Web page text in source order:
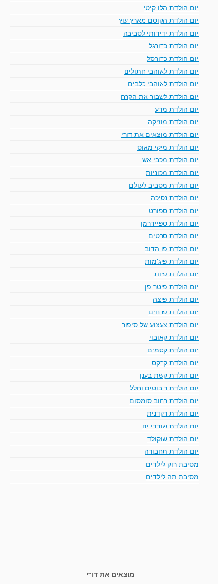
יום הולדת הלו קיטי
יום הולדת הקוסם מארץ עוץ
יום הולדת ידידותי לסביבה
יום הולדת כדורגל
יום הולדת כדורסל
יום הולדת לאוהבי חתולים
יום הולדת לאוהבי כלבים
יום הולדת לשבור את הקרח
יום הולדת מדע
יום הולדת מוזיקה
יום הולדת מוצאים את דורי
יום הולדת מיקי מאוס
יום הולדת מכבי אש
יום הולדת מכוניות
יום הולדת מסביב לעולם
יום הולדת נסיכה
יום הולדת ספורט
יום הולדת ספיידרמן
יום הולדת סרטים
יום הולדת פו הדוב
יום הולדת פיג'מות
יום הולדת פיות
יום הולדת פיטר פן
יום הולדת פיצה
יום הולדת פרחים
יום הולדת צעצוע של סיפור
יום הולדת קאובוי
יום הולדת קסמים
יום הולדת קרקס
יום הולדת קשת בענן
יום הולדת רובוטים וחלל
יום הולדת רחוב סומסום
יום הולדת רקדנית
יום הולדת שודדי ים
יום הולדת שוקולד
יום הולדת תחבורה
מסיבת רוק לילדים
מסיבת תה לילדים
מוצאים את דורי